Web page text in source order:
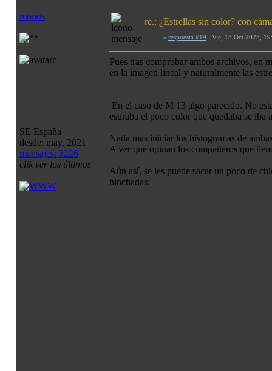
monos
SE España
desde: may, 2021
mensajes: 3226
clik ver los últimos
re.: ¿Estrellas sin color? con
« respuesta #19 : Vie, 13 Oct 2023,
Pues tras comprobar ambos archivos, en
en la imagen lineal y naturalmente las
En el caso de M 13 algo parecido. No
estiraba el poco color que quedaba se iba
Nada mas iniciar los histogramas de
A ver que opinan los compañeros que
Aún así, se les puede sacar un poco de
hinchadas: